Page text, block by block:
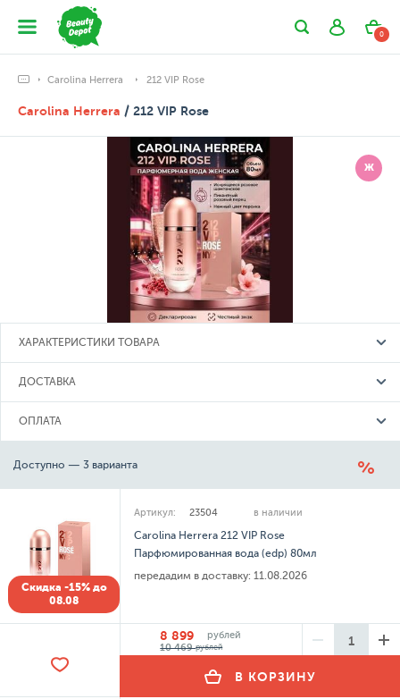
0
Carolina Herrera 212 VIP Rose
Carolina Herrera / 212 VIP Rose
Ж
ХАРАКТЕРИСТИКИ ТОВАРА
ДОСТАВКА
ОПЛАТА
Доступно — 3 варианта
Скидка -15% до
08.08
Артикул: 23504 в наличии
Carolina Herrera 212 VIP Rose
Парфюмированная вода (edp) 80мл
передадим в доставку: 11.08.2026
8 899
рублей
10 469рублей
В КОРЗИНУ